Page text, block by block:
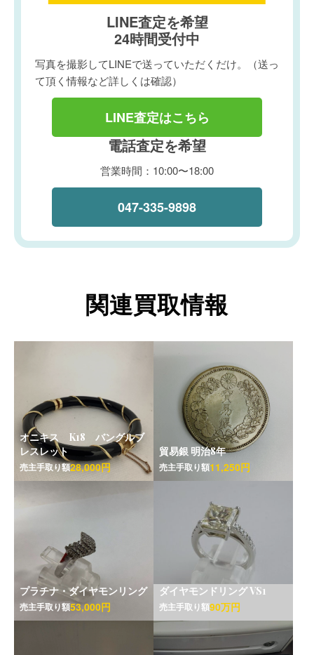
LINE査定を希望
24時間受付中
写真を撮影してLINEで送っていただくだけ。（送っ
て頂く情報など詳しくは確認）
LINE査定はこちら
電話査定を希望
営業時間：10:00〜18:00
047-335-9898
関連買取情報
オニキス K18 バングルブ
レスレット
売主手取り額28,000円
貿易銀 明治8年
売主手取り額11,250円
プラチナ・ダイヤモンリング
売主手取り額53,000円
ダイヤモンドリング VS1
売主手取り額90万円